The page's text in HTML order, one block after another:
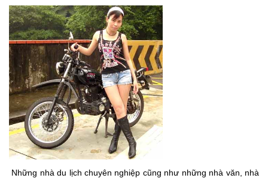
Những nhà du lịch chuyên nghiệp cũng như những nhà văn, nhà